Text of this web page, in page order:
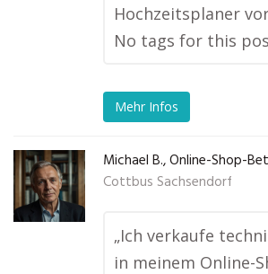
Hochzeitsplaner
No tags for this
Mehr Infos
Michael B., Online-Shop-
Cottbus Sachsendorf
„Ich verkaufe
in meinem Online-